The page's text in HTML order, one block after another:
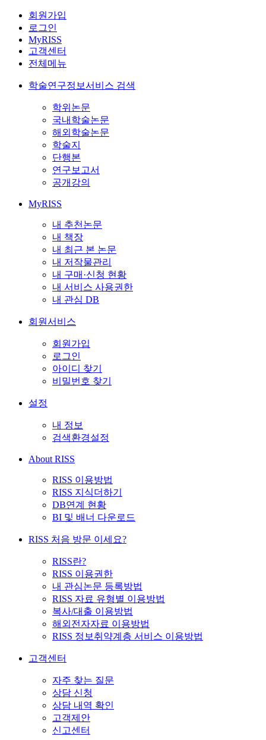
회원가입
로그인
MyRISS
고객센터
전체메뉴
학술연구정보서비스 검색
학위논문
국내학술논문
해외학술논문
학술지
단행본
연구보고서
공개강의
MyRISS
내 추천논문
내 책장
내 최근 본 논문
내 저작물관리
내 구매·신청 현황
내 서비스 사용권한
내 관심 DB
회원서비스
회원가입
로그인
아이디 찾기
비밀번호 찾기
설정
내 정보
검색환경설정
About RISS
RISS 이용방법
RISS 지식더하기
DB연계 현황
BI 및 배너 다운로드
RISS 처음 방문 이세요?
RISS란?
RISS 이용권한
내 관심논문 등록방법
RISS 자료 유형별 이용방법
복사/대출 이용방법
해외전자자료 이용방법
RISS 정보취약계층 서비스 이용방법
고객센터
자주 찾는 질문
상담 신청
상담 내역 확인
고객제안
신고센터